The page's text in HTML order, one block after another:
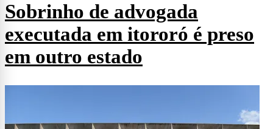
Sobrinho de advogada
executada em itororó é preso
em outro estado